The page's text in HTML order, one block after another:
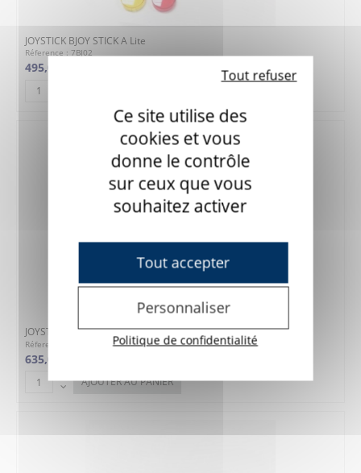
JOYSTICK BJOY STICK A Lite
Réference : 7BJ02
495,00 €
JOYSTICK BJOY STICK C
Réference : 7BJ03
635,00 €
AJOUTER AU PANIER
Ce site utilise des
cookies et vous
donne le contrôle
sur ceux que vous
souhaitez activer
Tout accepter
Tout refuser
Personnaliser
Politique de confidentialité